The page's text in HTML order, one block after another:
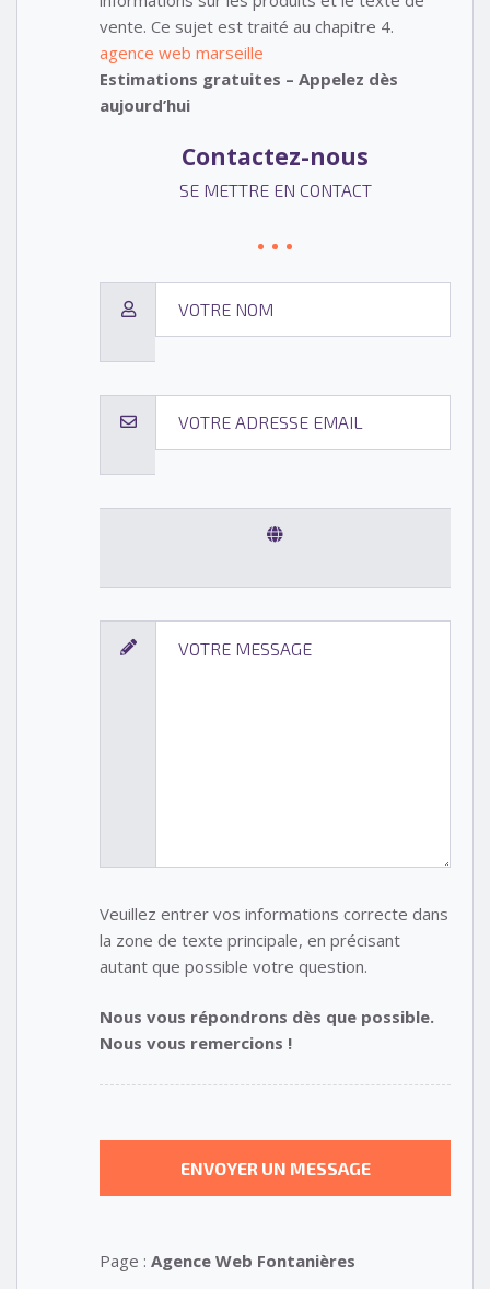
vente. Ce sujet est traité au chapitre 4.
agence web marseille
Estimations gratuites – Appelez dès
aujourd’hui
Contactez-nous
SE METTRE EN CONTACT
Veuillez entrer vos informations correcte dans
la zone de texte principale, en précisant
autant que possible votre question.
Nous vous répondrons dès que possible.
Nous vous remercions !
Page : Agence Web Fontanières